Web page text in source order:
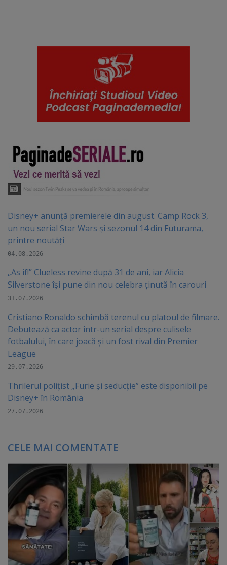
Disney+ anunță premierele din august. Camp Rock 3,
un nou serial Star Wars și sezonul 14 din Futurama,
printre noutăți
04.08.2026
„As if!” Clueless revine după 31 de ani, iar Alicia
Silverstone își pune din nou celebra ținută în carouri
31.07.2026
Cristiano Ronaldo schimbă terenul cu platoul de filmare.
Debutează ca actor într-un serial despre culisele
fotbalului, în care joacă şi un fost rival din Premier
League
29.07.2026
Thrilerul polițist „Furie și seducție” este disponibil pe
Disney+ în România
27.07.2026
CELE MAI COMENTATE